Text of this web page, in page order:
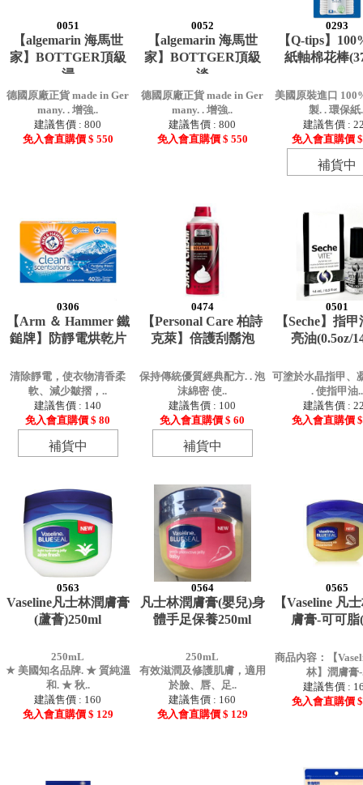
0051
【algemarin 海馬世
家】BOTTGER頂級
浸
德國原廠正貨 made in Ger
many. . 增強..
建議售價 : 800
免入會直購價 $ 550
0052
【algemarin 海馬世
家】BOTTGER頂級
淡
德國原廠正貨 made in Ger
many. . 增強..
建議售價 : 800
免入會直購價 $ 550
0293
【Q-tips】
紙軸棉花棒
美國原裝進口
製. . 環保紙
建議售價 :
免入會直購價
補貨中
0306
【Arm ＆ Hammer 鐵
鎚牌】防靜電烘乾片
清除靜電，使衣物清香柔
軟、減少皺摺，..
建議售價 : 140
免入會直購價 $ 80
補貨中
0474
【Personal Care 柏詩
克萊】倍護刮鬍泡
保持傳統優質經典配方. . 泡
沫綿密 使..
建議售價 : 100
免入會直購價 $ 60
補貨中
0501
【Seche】指
亮油(0.5oz/
可塗於水晶指甲、
. 使指甲油..
建議售價 :
免入會直購價
0563
Vaseline凡士林潤膚膏
(蘆薈)250ml
250mL
★ 美國知名品牌. ★ 質純溫
和. ★ 秋..
建議售價 : 160
免入會直購價 $ 129
0564
凡士林潤膚膏(嬰兒)身
體手足保養250ml
250mL
有效滋潤及修護肌膚，適用
於臉、唇、足..
建議售價 : 160
免入會直購價 $ 129
0565
【Vaseline 凡
膚膏-可可脂
商品內容：【
林】潤膚膏
建議售價 :
免入會直購價